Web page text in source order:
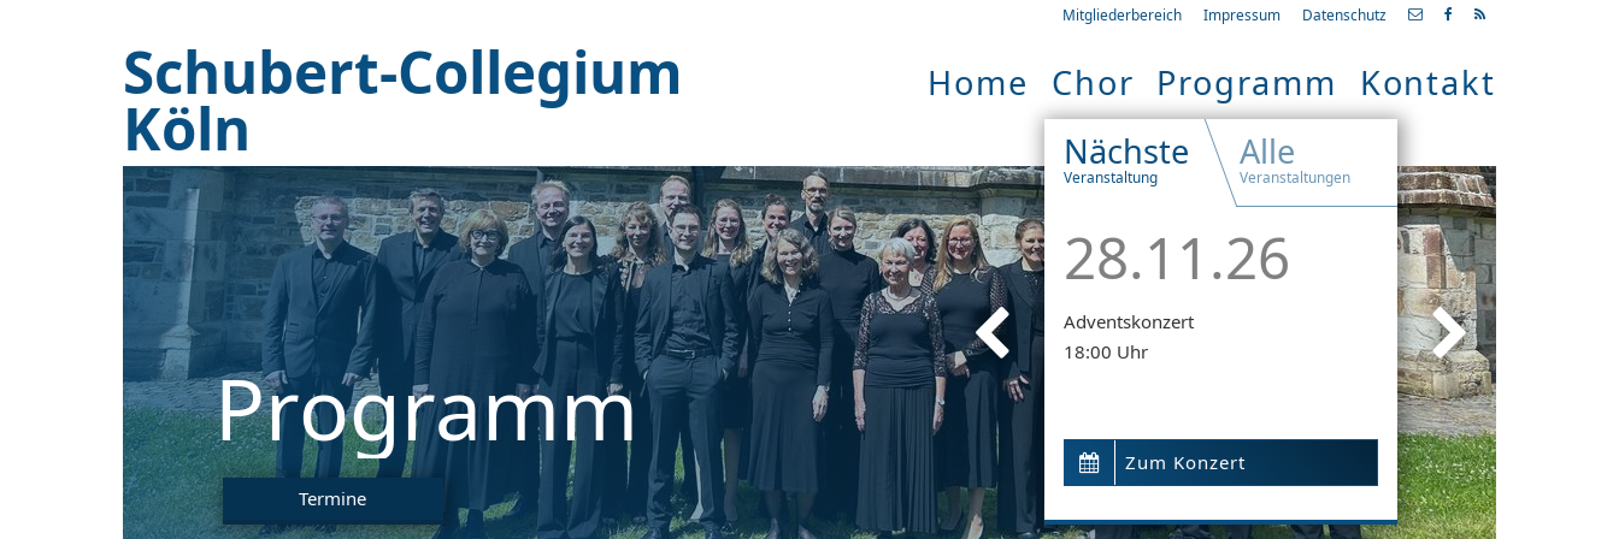
Mitgliederbereich Impressum Datenschutz
Schubert-Collegium
Köln
Home Chor Programm Kontakt
Programm
Termine
Nächste
Veranstaltung
Alle
Veranstaltungen
28.11.26
Adventskonzert
18:00 Uhr
Zum Konzert